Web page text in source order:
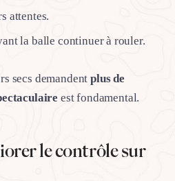
attentes.
la balle continuer à rouler.
secs demandentplus de
est fondamental.
le contrôle sur